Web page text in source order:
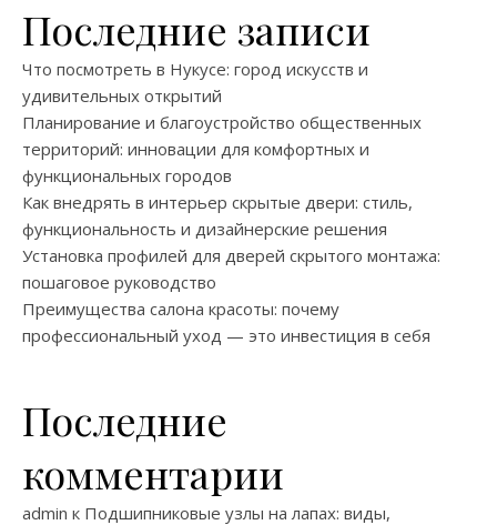
Последние записи
Что посмотреть в Нукусе: город искусств и
удивительных открытий
Планирование и благоустройство общественных
территорий: инновации для комфортных и
функциональных городов
Как внедрять в интерьер скрытые двери: стиль,
функциональность и дизайнерские решения
Установка профилей для дверей скрытого монтажа:
пошаговое руководство
Преимущества салона красоты: почему
профессиональный уход — это инвестиция в себя
Последние
комментарии
admin к Подшипниковые узлы на лапах: виды,